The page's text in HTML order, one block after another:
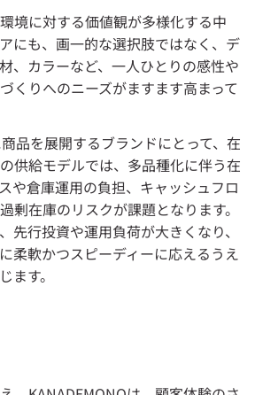
境に対する価値観が多様化する中
にも、画一的な選択肢ではなく、デ
、カラーなど、一人ひとりの感性や
くりへのニーズがますます高まって
品を展開するブランドにとって、在
供給モデルでは、多品種化に伴う在
や倉庫運用の負担、キャッシュフロ
剰在庫のリスクが課題となります。
先行投資や運用負荷が大きくなり、
柔軟かつスピーディーに応えるうえ
ます。